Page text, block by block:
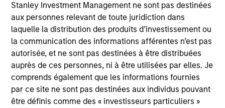
Stanley Investment Management ne sont pas destinées
aux personnes relevant de toute juridiction dans
laquelle la distribution des produits d’investissement ou
la communication des informations afférentes n’est pas
autorisée, et ne sont pas destinées à être distribuées
auprès de ces personnes, ni à être utilisées par elles. Je
comprends également que les informations fournies
par ce site ne sont pas destinées aux individus pouvant
être définis comme des « investisseurs particuliers »
Investment Team
Morgan Stanley Expansion Capital